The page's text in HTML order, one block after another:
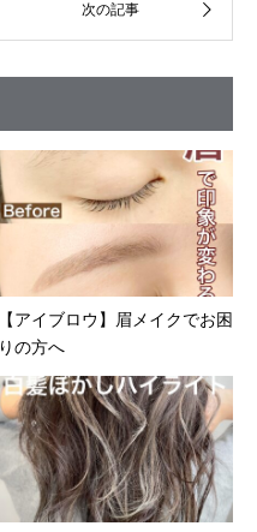
【アイブロウ】眉メイクでお困
りの方へ